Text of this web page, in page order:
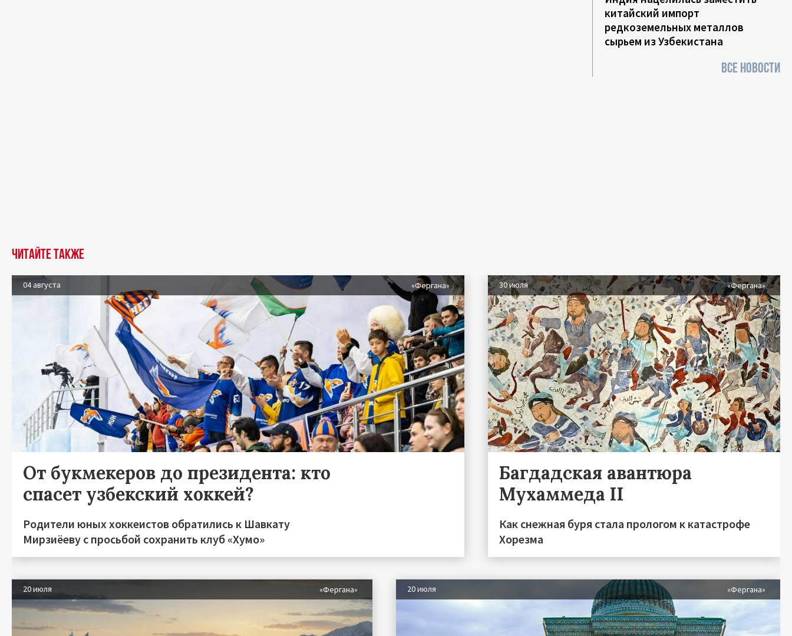
китайский импорт
редкоземельных металлов
сырьем из Узбекистана
ВСЕ НОВОСТИ
Читайте также
04 августа «Фергана»
От букмекеров до президента: кто
спасет узбекский хоккей?
Родители юных хоккеистов обратились к Шавкату
Мирзиёеву с просьбой сохранить клуб «Хумо»
30 июля «Фергана»
Багдадская авантюра
Мухаммеда II
Как снежная буря стала прологом к катастрофе
Хорезма
20 июля «Фергана» 20 июля «Фергана»